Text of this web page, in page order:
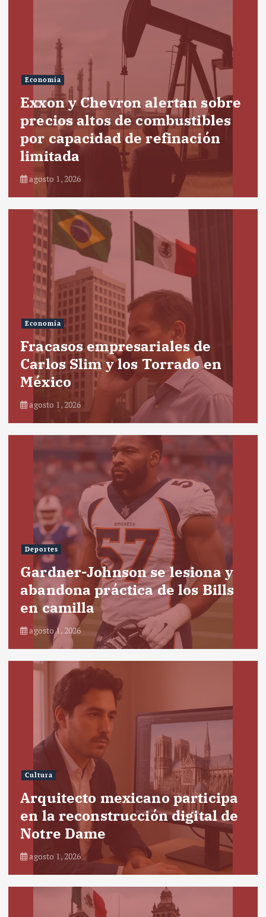
Economía
Exxon y Chevron alertan sobre
precios altos de combustibles
por capacidad de refinación
limitada
agosto 1, 2026
Economía
Fracasos empresariales de
Carlos Slim y los Torrado en
México
agosto 1, 2026
Deportes
Gardner-Johnson se lesiona y
abandona práctica de los Bills
en camilla
agosto 1, 2026
Cultura
Arquitecto mexicano participa
en la reconstrucción digital de
Notre Dame
agosto 1, 2026